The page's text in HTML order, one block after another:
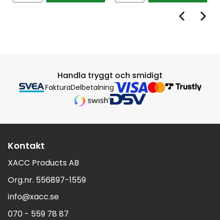
Handla tryggt och smidigt
FakturaDelbetalning
Kontakt
XACC Products AB
Org.nr. 556897-1559
info@xacc.se
070 - 559 78 87